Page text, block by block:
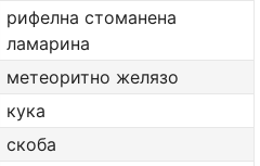
рифелна стоманена
ламарина
метеоритно желязо
кука
скоба